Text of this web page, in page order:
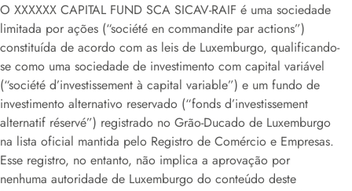
O XXXXXX CAPITAL FUND SCA SICAV-RAIF é uma sociedade
limitada por ações (“société en commandite par actions”)
constituída de acordo com as leis de Luxemburgo, qualificando-
se como uma sociedade de investimento com capital variável
(“société d’investissement à capital variable”) e um fundo de
investimento alternativo reservado (“fonds d’investissement
alternatif réservé”) registrado no Grão-Ducado de Luxemburgo
na lista oficial mantida pelo Registro de Comércio e Empresas.
Esse registro, no entanto, não implica a aprovação por
nenhuma autoridade de Luxemburgo do conteúdo deste